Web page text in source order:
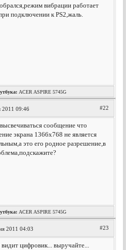
вибрации работает
подключении к PS2,жаль.
ACER ASPIRE 5745G
2011 09:46 #22
сообщение что
экрана 1366х768 не является
это его родное разрешение,в
ACER ASPIRE 5745G
2011 04:03 #23
видит цифровик... выручайте...